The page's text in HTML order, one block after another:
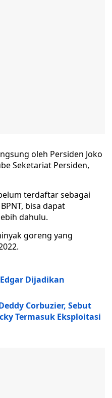
oleh Persiden Joko
Seketariat Persiden,
terdaftar sebagai
bisa dapat
dahulu.
goreng yang
Dijadikan
Corbuzier, Sebut
Termasuk Eksploitasi